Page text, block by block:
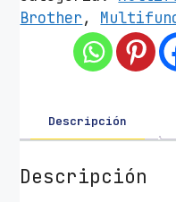
Brother,
Descripción
Descripción